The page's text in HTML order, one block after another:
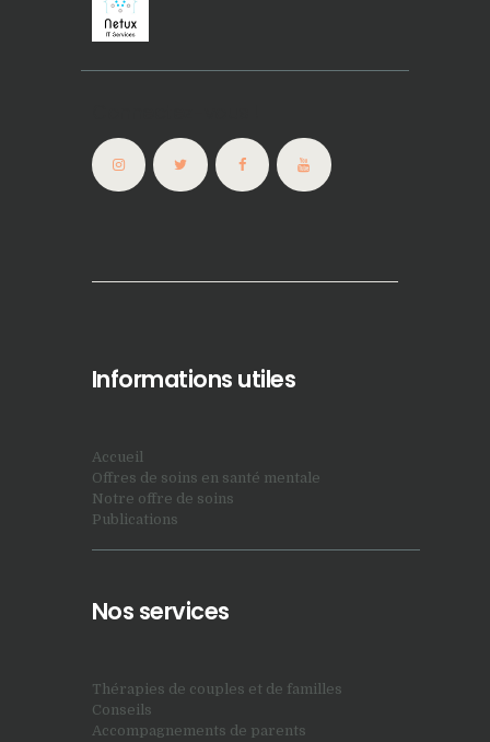
Informations utiles
Accueil
Offres de soins en santé mentale
Notre offre de soins
Publications
Nos services
Thérapies de couples et de familles
Conseils
Accompagnements de parents